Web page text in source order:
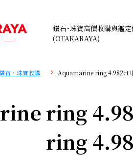
鑽石･珠寶高價收購與鑑
(OTAKARAYA)
石・珠寶收購 Aquamarine ring 4.982ct
ring
ring